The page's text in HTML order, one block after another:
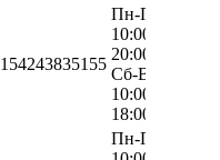
154243835155
Пн-Пт
10:00-
20:00
Сб-Вс
10:00-
18:00
Пн-Пт